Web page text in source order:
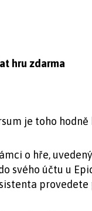
hru zdarma
je toho
o hře,
svého účtu u